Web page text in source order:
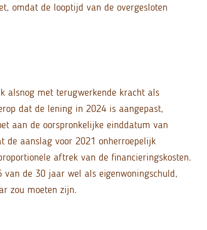
omdat de looptijd van de overgesloten
alsnog met terugwerkende kracht als
dat de lening in 2024 is aangepast,
aan de oorspronkelijke einddatum van
de aanslag voor 2021 onherroepelijk
aftrek van de financieringskosten.
de 30 jaar wel als eigenwoningschuld,
zou moeten zijn.